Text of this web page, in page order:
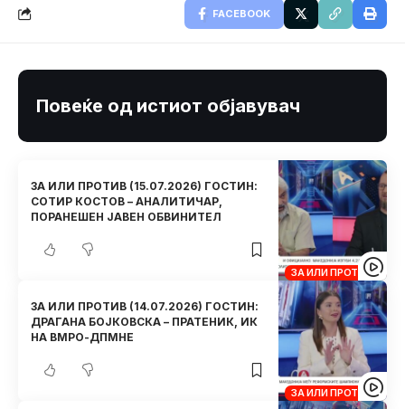
FACEBOOK
Повеќе од истиот објавувач
ЗА ИЛИ ПРОТИВ
ЗА ИЛИ ПРОТИВ (15.07.2026) ГОСТИН:
СОТИР КОСТОВ – АНАЛИТИЧАР,
ПОРАНЕШЕН ЈАВЕН ОБВИНИТЕЛ
ЗА ИЛИ ПРОТИВ
ЗА ИЛИ ПРОТИВ (14.07.2026) ГОСТИН:
ДРАГАНА БОЈКОВСКА – ПРАТЕНИК, ИК
НА ВМРО-ДПМНЕ